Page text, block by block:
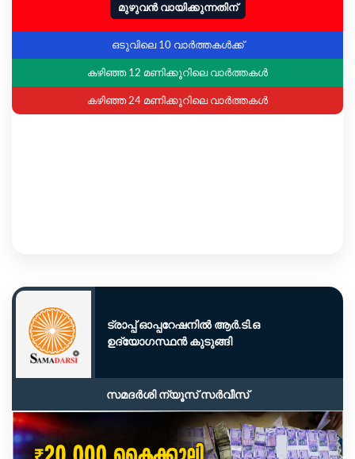
മുഴുവൻ വായിക്കുന്നതിന്
ഒടുവിലെ 10 വാർത്തകൾക്ക്
കഴിഞ്ഞ 12 മണിക്കൂറിലെ വാർത്തകൾ
കഴിഞ്ഞ 24 മണിക്കൂറിലെ വാർത്തകൾ
ട്രാപ്പ് ഓപ്പറേഷനിൽ ആർ.ടി.ഒ
ഉദ്യോഗസ്ഥൻ കുടുങ്ങി
സമദർശി ന്യൂസ് സർവീസ്